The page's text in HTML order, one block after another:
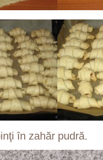
în zahăr pudră.